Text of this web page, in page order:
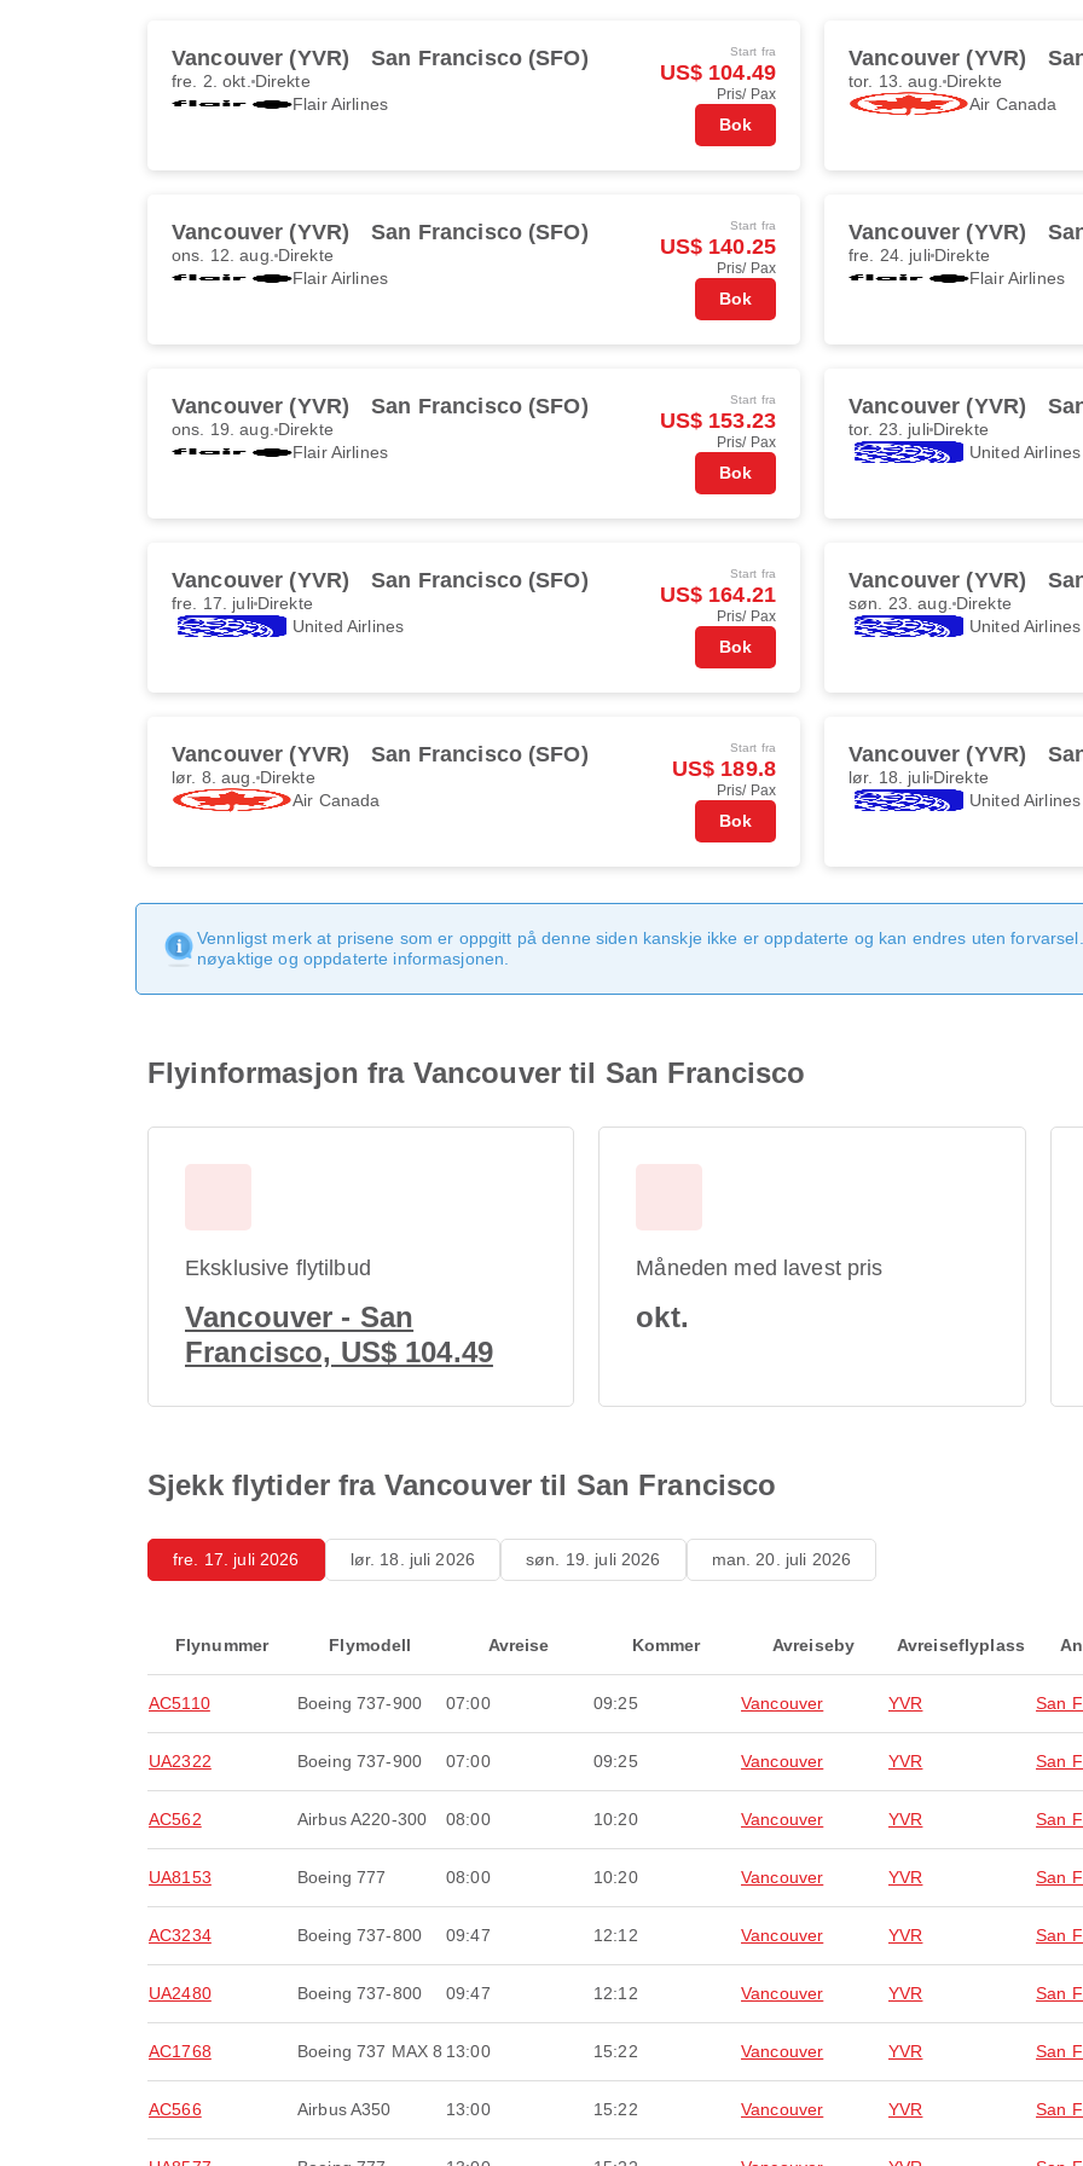
Vancouver (YVR) San Francisco (SFO)
fre. 2. okt. Direkte
Flair Airlines
Start fra
US$ 104.49
Pris/ Pax
Bok
Vancouver (YVR)
tor. 13. aug. Direkte
Air Canada
Vancouver (YVR) San Francisco (SFO)
ons. 12. aug. Direkte
Flair Airlines
Start fra
US$ 140.25
Pris/ Pax
Bok
Vancouver (YVR)
fre. 24. juliDirekte
Flair Airlines
Vancouver (YVR) San Francisco (SFO)
ons. 19. aug. Direkte
Flair Airlines
Start fra
US$ 153.23
Pris/ Pax
Bok
Vancouver (YVR)
tor. 23. juliDirekte
United Airlines
Vancouver (YVR) San Francisco (SFO)
fre. 17. juliDirekte
United Airlines
Start fra
US$ 164.21
Pris/ Pax
Bok
Vancouver (YVR)
søn. 23. aug. Direkte
United Airlines
Vancouver (YVR) San Francisco (SFO)
lør. 8. aug. Direkte
Air Canada
Start fra
US$ 189.8
Pris/ Pax
Bok
Vancouver (YVR)
lør. 18. juliDirekte
United Airlines
Vennligst merk at prisene som er oppgitt på denne siden kanskje ikke er oppdaterte og kan endres uten
nøyaktige og oppdaterte informasjonen.
Flyinformasjon fra Vancouver til San Francisco
Eksklusive flytilbud
Vancouver - San
Francisco, US$ 104.49
Måneden med lavest pris
okt.
Sjekk flytider fra Vancouver til San Francisco
fre. 17. juli 2026 lør. 18. juli 2026 søn. 19. juli 2026 man. 20. juli 2026
Flynummer Flymodell Avreise Kommer Avreiseby Avreiseflyplass
AC5110 Boeing 737-900 07:00 09:25 Vancouver YVR San
UA2322 Boeing 737-900 07:00 09:25 Vancouver YVR San
AC562 Airbus A220-300 08:00 10:20 Vancouver YVR San
UA8153 Boeing 777 08:00 10:20 Vancouver YVR San
AC3234 Boeing 737-800 09:47 12:12 Vancouver YVR San
UA2480 Boeing 737-800 09:47 12:12 Vancouver YVR San
AC1768 Boeing 737 MAX 8 13:00 15:22 Vancouver YVR San
AC566 Airbus A350 13:00 15:22 Vancouver YVR San